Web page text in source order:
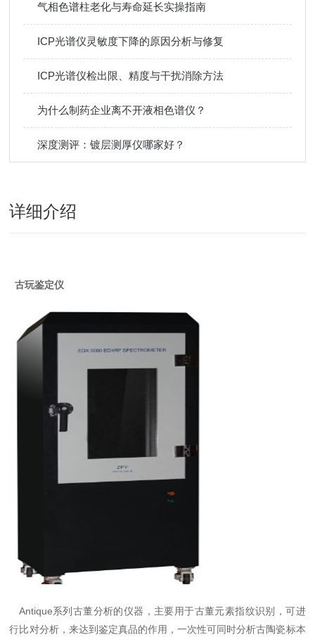
气相色谱柱老化与寿命延长实操指南
ICP光谱仪灵敏度下降的原因分析与修复
ICP光谱仪检出限、精度与干扰消除方法
为什么制药企业离不开液相色谱仪？
深度测评：镀层测厚仪哪家好？
详细介绍
古玩鉴定仪
Antique系列古董分析的仪器，主要用于古董元素指纹识别，可进
行比对分析，来达到鉴定真品的作用，一次性可同时分析古陶瓷标本